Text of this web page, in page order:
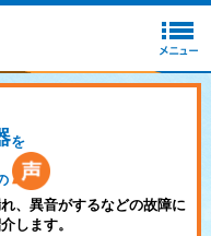
を
、異音がするなどの故障に
します。